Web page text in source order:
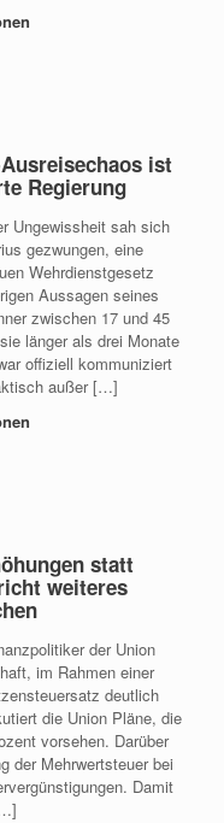
ist
Regierung
Ungewissheit sah sich
gezwungen, eine
Wehrdienstgesetz
Aussagen seines
zwischen 17 und 45
länger als drei Monate
offiziell kommuniziert
außer […]
statt
weiteres
der Union
im Rahmen einer
deutlich
die Union Pläne, die
vorsehen. Darüber
der Mehrwertsteuer bei
Damit